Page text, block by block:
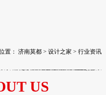
置： 济南莫都 > 设计之家 > 行业资讯
US